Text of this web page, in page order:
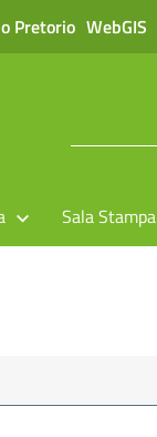
Pretorio WebGIS
Sala Stampa